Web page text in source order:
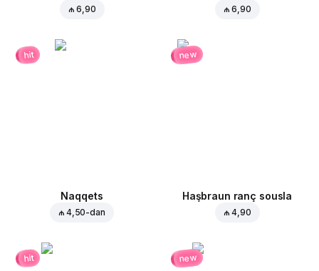
₼ 6,90 ₼ 6,90
hit
Naqqets
₼ 4,50-dan
new
Haşbraun ranç sousla
₼ 4,90
hit new